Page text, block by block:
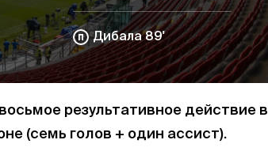
Дибала 89'
результативное действие в
(семь голов + один ассист).